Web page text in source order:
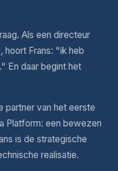
Als een directeur
Frans: "ik heb
En daar begint het
partner van het eerste
Platform: een bewezen
is de strategische
realisatie.